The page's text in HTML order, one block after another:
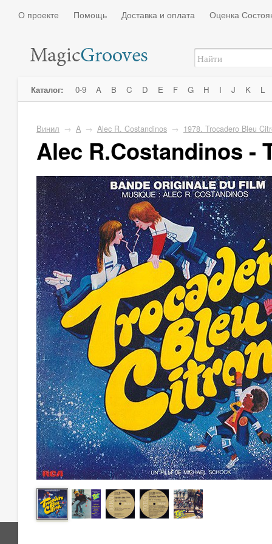
О проекте Помощь Доставка и оплата Оценка
Каталог: 0-9 A B C D E F G H I J K L
Винил → A → Alec R. Costandinos → 1978. Trocadero Bleu
Alec R.Costandinos -